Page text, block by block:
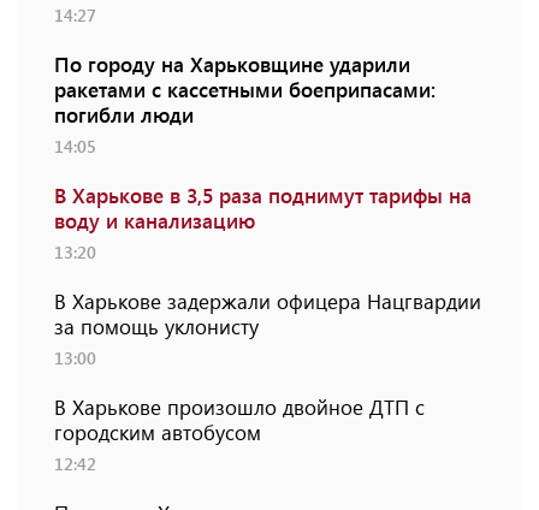
14:27
По городу на Харьковщине ударили
ракетами с кассетными боеприпасами:
погибли люди
14:05
В Харькове в 3,5 раза поднимут тарифы на
воду и канализацию
13:20
В Харькове задержали офицера Нацгвардии
за помощь уклонисту
13:00
В Харькове произошло двойное ДТП с
городским автобусом
12:42